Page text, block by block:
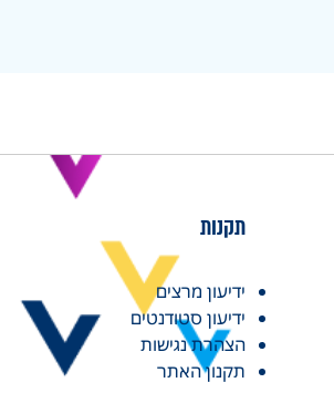
תקנות
ידיעון מרצים
ידיעון סטודנטים
הצהרת נגישות
תקנון האתר